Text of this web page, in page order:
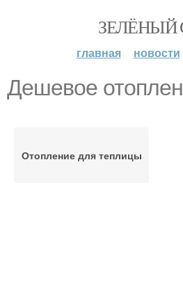
ЗЕЛЁНЫЙ
главная новости
Дешевое
Отопление для теплицы